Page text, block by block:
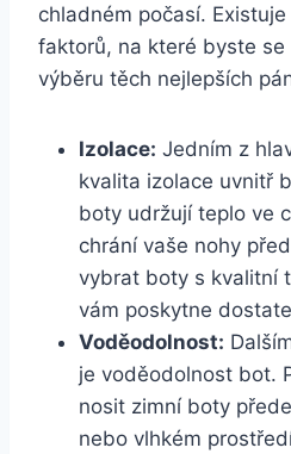
chladném ⁢počasí.
faktorů, na které byste ⁢se
výběru‍ těch nejlepších
Izolace: Jedním z
kvalita izolace uvnitř
boty udržují teplo ⁤ve
chrání vaše nohy
vybrat boty s ​kvalitní
vám poskytne
Voděodolnost:
‍je voděodolnost bot.
nosit zimní boty
nebo vlhkém